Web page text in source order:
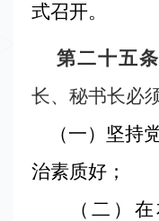
式召开。
第二十五条
长、秘书长必
（一）坚持
治素质好；
（二 ）